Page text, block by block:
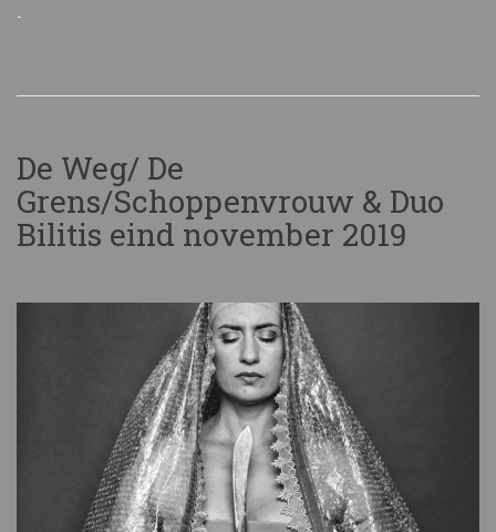
-
De Weg/ De
Grens/Schoppenvrouw & Duo
Bilitis eind november 2019